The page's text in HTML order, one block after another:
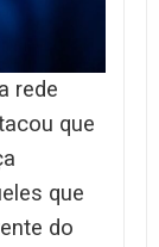
rede
que
que
do